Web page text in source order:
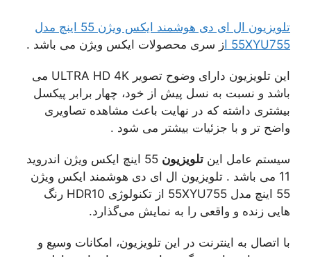
تلویزیون ال ای دی هوشمند ايکس ويژن 55 اينچ مدل
55XYU755 ا ز سری محصولات ایکس ویژن می باشد .
این تلویزیون دارای وضوح تصویر ULTRA HD 4K می
باشد و نسبت به نسل پیش از خود، چهار برابر پیکسل
بیشتری داشته که در نهایت باعث مشاهده تصاویری
واضح‌ تر و با جزئیات‌ بیشتر می شود .
سیستم عامل این تلویزیون
55 اینچ ایکس ویژن اندروید
11 می باشد . تلویزیون ال ای دی هوشمند ايکس ويژن
55 اينچ مدل 55XYU755 از تکنولوژی HDR10 رنگ
هایی زنده و واقعی را به نمایش می‌گذارد.
با اتصال به اینترنت در این تلویزیون، امکانات وسیع و